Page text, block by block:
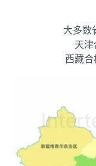
大多数
天津
西藏合